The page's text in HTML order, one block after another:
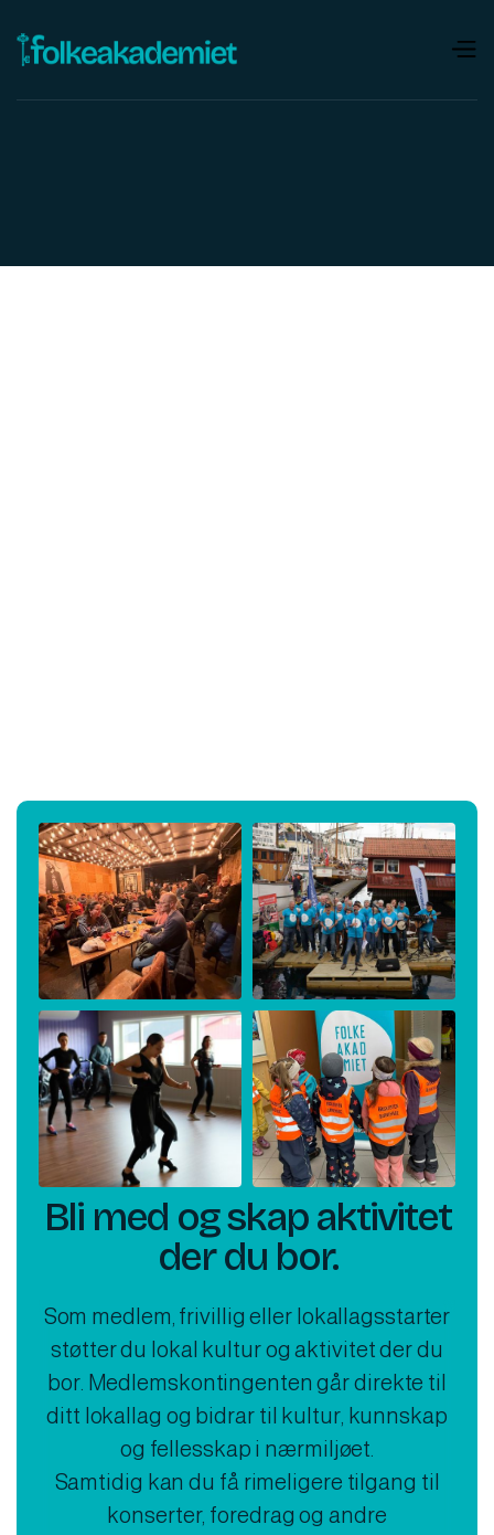
Bli med og skap aktivitet
der du bor.
Som medlem, frivillig eller lokallagsstarter
støtter du lokal kultur og aktivitet der du
bor. Medlemskontingenten går direkte til
ditt lokallag og bidrar til kultur, kunnskap
og fellesskap i nærmiljøet.
Samtidig kan du få rimeligere tilgang til
konserter, foredrag og andre